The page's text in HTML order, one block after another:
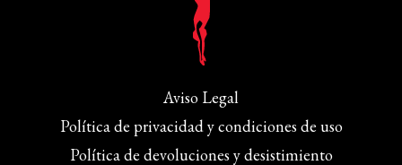
Aviso Legal
Política de privacidad y condiciones de uso
Política de devoluciones y desistimiento